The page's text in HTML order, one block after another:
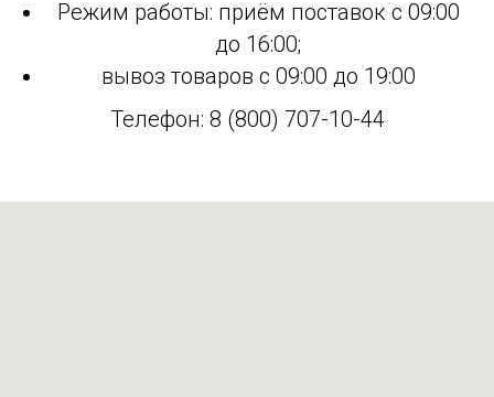
Режим работы: приём поставок с 09:00
до 16:00;
вывоз товаров с 09:00 до 19:00
Телефон: 8 (800) 707-10-44